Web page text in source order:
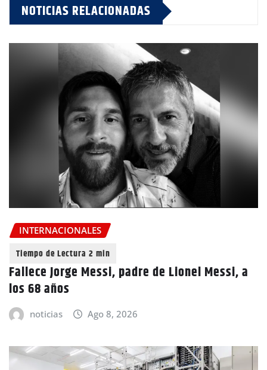
NOTICIAS RELACIONADAS
INTERNACIONALES
Fallece Jorge Messi, padre de Lionel Messi, a
los 68 años
noticias Ago 8, 2026